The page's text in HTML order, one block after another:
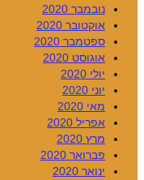
נובמבר 2020
אוקטובר 2020
ספטמבר 2020
אוגוסט 2020
יולי 2020
יוני 2020
מאי 2020
אפריל 2020
מרץ 2020
פברואר 2020
ינואר 2020